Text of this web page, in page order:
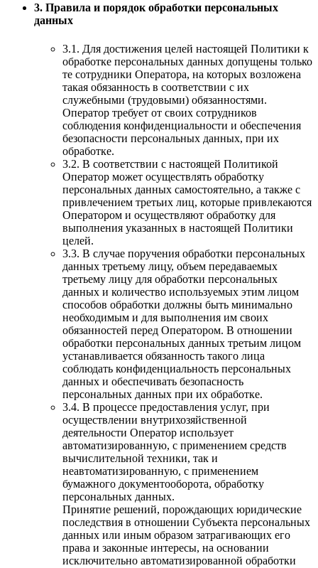
3. Правила и порядок обработки персональных
данных
3.1. Для достижения целей настоящей Политики к
обработке персональных данных допущены только
те сотрудники Оператора, на которых возложена
такая обязанность в соответствии с их
служебными (трудовыми) обязанностями.
Оператор требует от своих сотрудников
соблюдения конфиденциальности и обеспечения
безопасности персональных данных, при их
обработке.
3.2. В соответствии с настоящей Политикой
Оператор может осуществлять обработку
персональных данных самостоятельно, а также с
привлечением третьих лиц, которые привлекаются
Оператором и осуществляют обработку для
выполнения указанных в настоящей Политики
целей.
3.3. В случае поручения обработки персональных
данных третьему лицу, объем передаваемых
третьему лицу для обработки персональных
данных и количество используемых этим лицом
способов обработки должны быть минимально
необходимым и для выполнения им своих
обязанностей перед Оператором. В отношении
обработки персональных данных третьим лицом
устанавливается обязанность такого лица
соблюдать конфиденциальность персональных
данных и обеспечивать безопасность
персональных данных при их обработке.
3.4. В процессе предоставления услуг, при
осуществлении внутрихозяйственной
деятельности Оператор использует
автоматизированную, с применением средств
вычислительной техники, так и
неавтоматизированную, с применением
бумажного документооборота, обработку
персональных данных.
Принятие решений, порождающих юридические
последствия в отношении Субъекта персональных
данных или иным образом затрагивающих его
права и законные интересы, на основании
исключительно автоматизированной обработки